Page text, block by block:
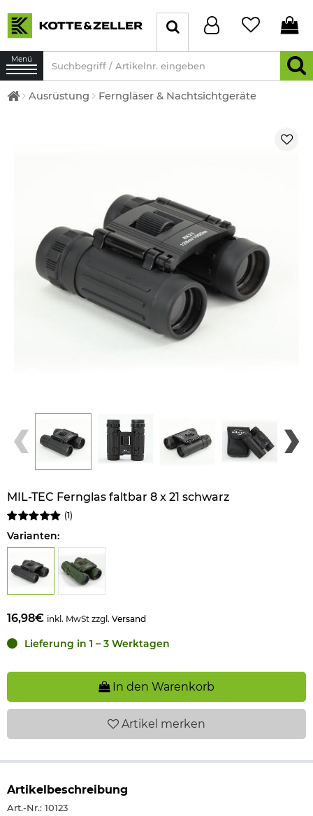
Menü
Ausrüstung Ferngläser & Nachtsichtgeräte
MIL-TEC Fernglas faltbar 8 x 21 schwarz
(1 )
Varianten:
16,98€ inkl. MwSt zzgl. Versand
Lieferung in 1 – 3 Werktagen
In den Warenkorb
Artikel merken
Artikelbeschreibung
Art.-Nr.: 10123